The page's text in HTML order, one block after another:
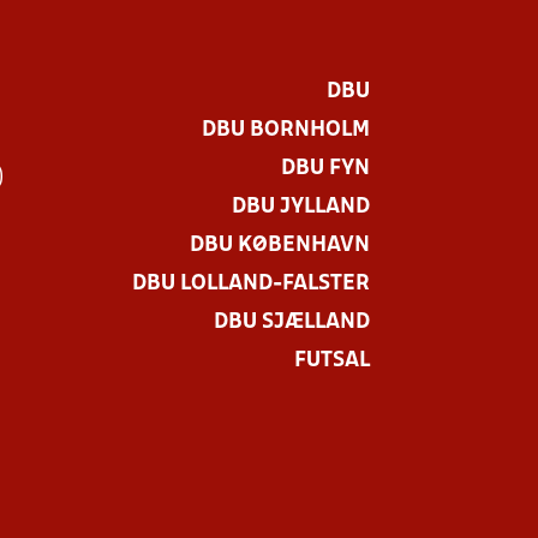
DBU
DBU BORNHOLM
DBU FYN
DBU JYLLAND
DBU KØBENHAVN
DBU LOLLAND-FALSTER
DBU SJÆLLAND
FUTSAL